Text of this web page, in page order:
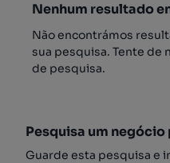
Nenhum resultado
Não encontrámos
sua pesquisa. Tente de
de pesquisa.
Pesquisa um
Guarde esta pesquisa e